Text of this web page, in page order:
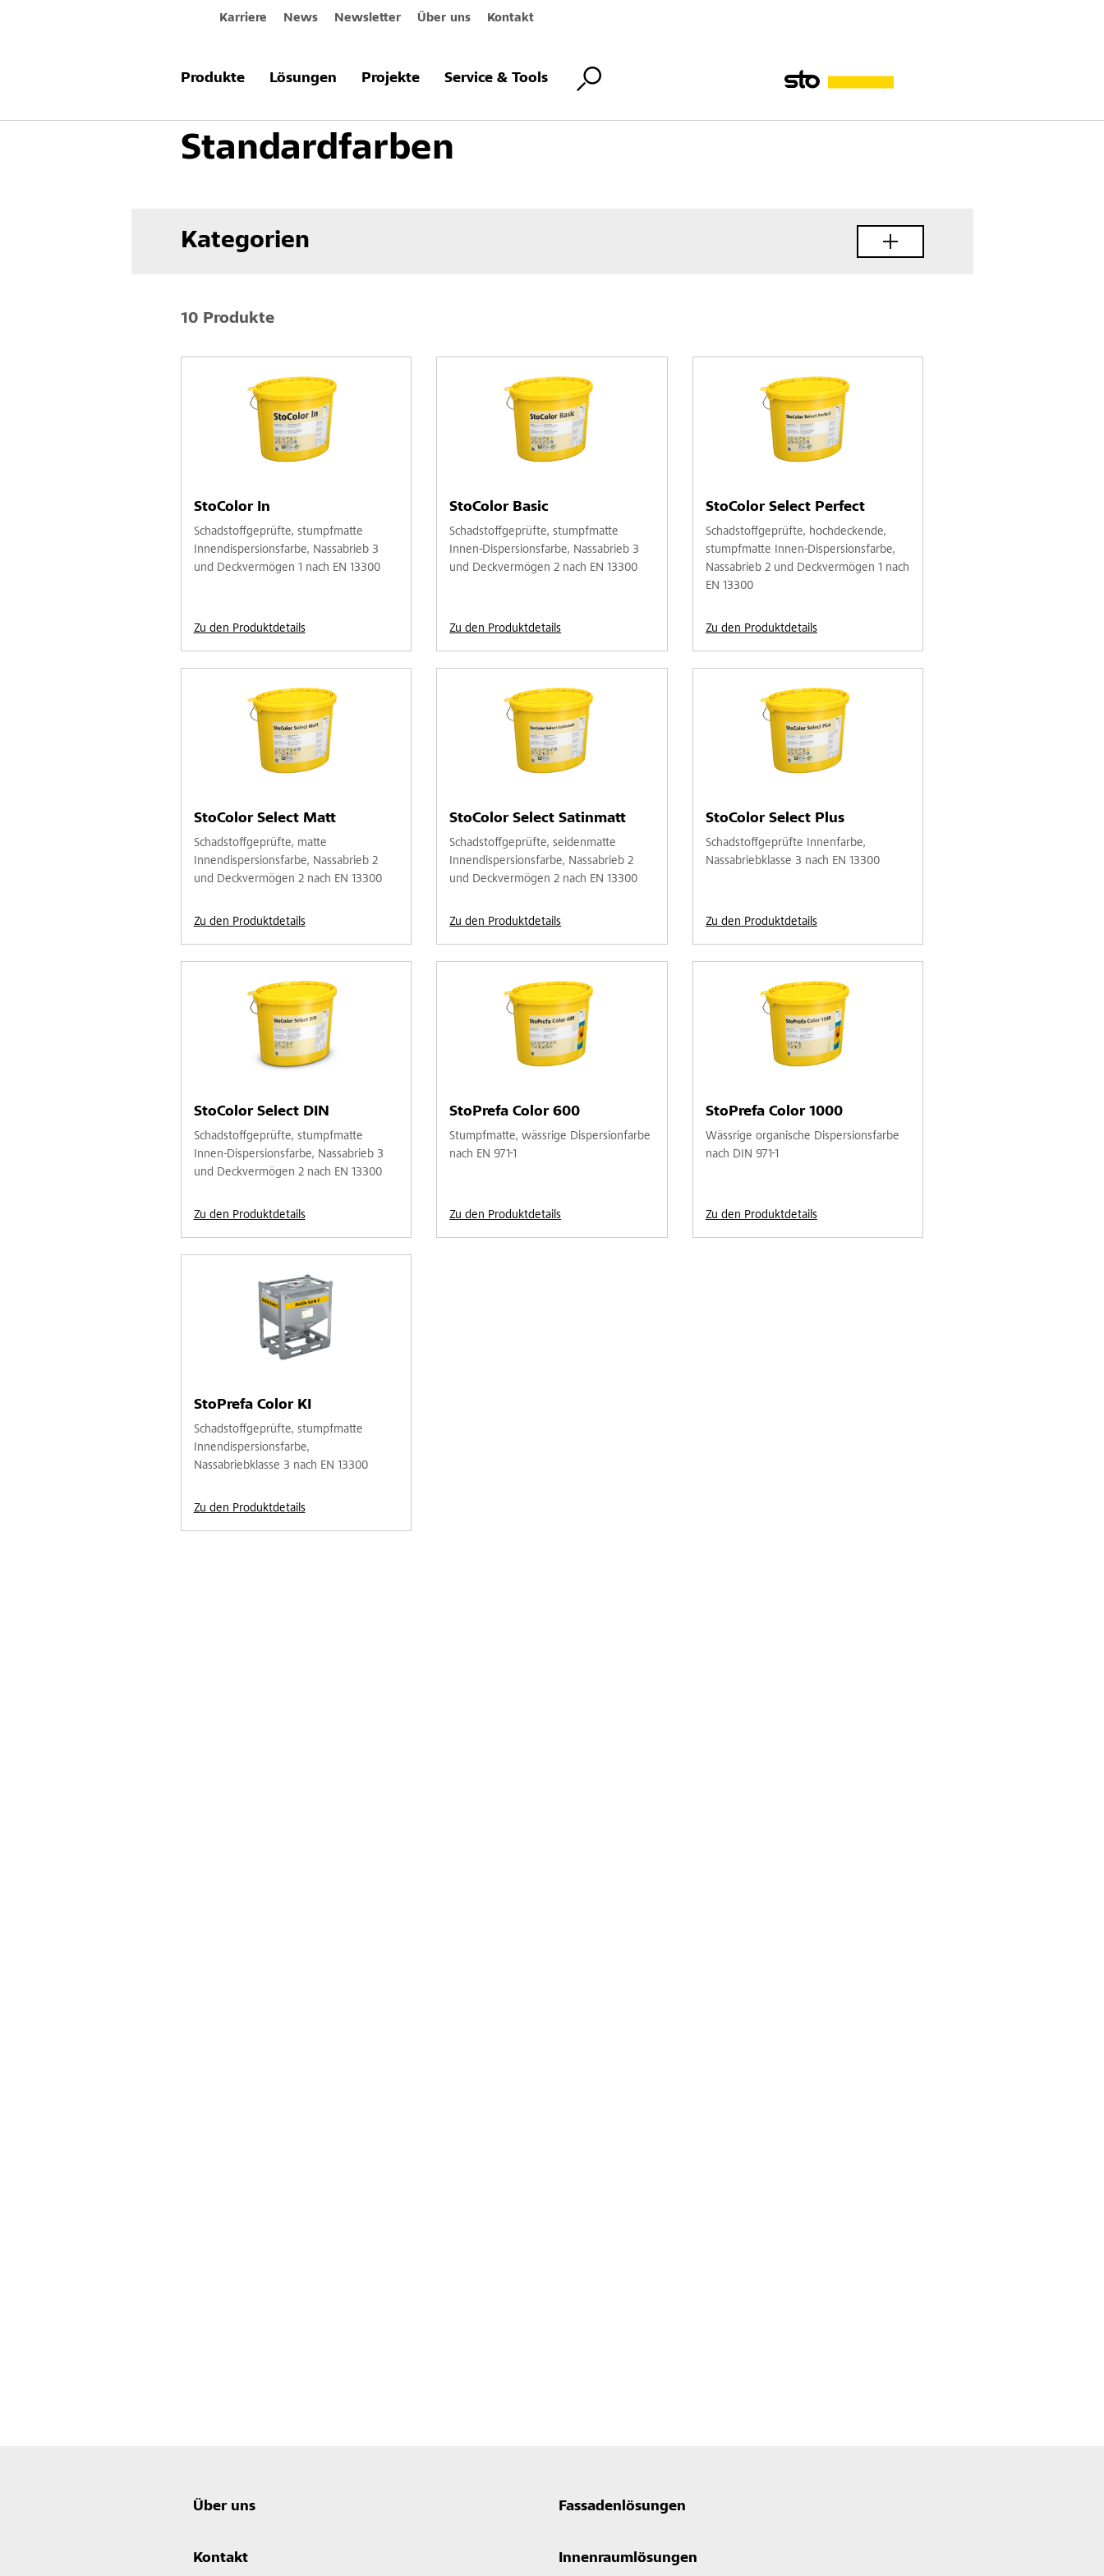
Karriere News Newsletter Über uns Kontakt
Produkte Lösungen Projekte Service & Tools
Produkte & Systeme Innenraum Innenbeschichtungen Innenfarben Standardfarben
Standardfarben
Kategorien
10 Produkte
StoColor In
Schadstoffgeprüfte, stumpfmatte
Innendispersionsfarbe, Nassabrieb 3
und Deckvermögen 1 nach EN 13300
Zu den Produktdetails
StoColor Basic
Schadstoffgeprüfte, stumpfmatte
Innen-Dispersionsfarbe, Nassabrieb 3
und Deckvermögen 2 nach EN 13300
Zu den Produktdetails
StoColor Select Perfect
Schadstoffgeprüfte, hochdeckende,
stumpfmatte Innen-Dispersionsfarbe,
Nassabrieb 2 und Deckvermögen 1 nach
EN 13300
Zu den Produktdetails
StoColor Select Matt
Schadstoffgeprüfte, matte
Innendispersionsfarbe, Nassabrieb 2
und Deckvermögen 2 nach EN 13300
Zu den Produktdetails
StoColor Select Satinmatt
Schadstoffgeprüfte, seidenmatte
Innendispersionsfarbe, Nassabrieb 2
und Deckvermögen 2 nach EN 13300
Zu den Produktdetails
StoColor Select Plus
Schadstoffgeprüfte Innenfarbe,
Nassabriebklasse 3 nach EN 13300
Zu den Produktdetails
StoColor Select DIN
Schadstoffgeprüfte, stumpfmatte
Innen-Dispersionsfarbe, Nassabrieb 3
und Deckvermögen 2 nach EN 13300
Zu den Produktdetails
StoPrefa Color 600
Stumpfmatte, wässrige Dispersionfarbe
nach EN 971-1
Zu den Produktdetails
StoPrefa Color 1000
Wässrige organische Dispersionsfarbe
nach DIN 971-1
Zu den Produktdetails
StoPrefa Color KI
Schadstoffgeprüfte, stumpfmatte
Innendispersionsfarbe,
Nassabriebklasse 3 nach EN 13300
Zu den Produktdetails
Über uns Fassadenlösungen
Kontakt Innenraumlösungen